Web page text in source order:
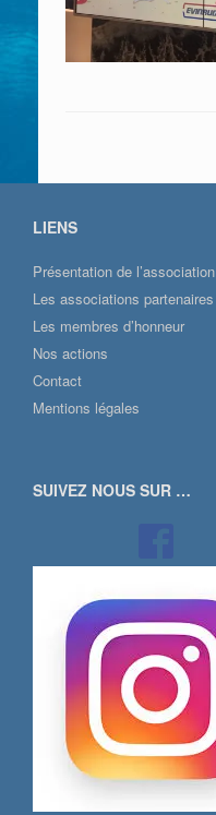
LIENS
Présentation de l’association
Les associations partenaires
Les membres d’honneur
Nos actions
Contact
Mentions légales
SUIVEZ NOUS SUR …